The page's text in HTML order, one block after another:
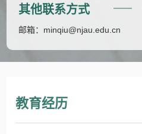
其他联系方式
邮箱： minqiu@njau.edu.cn
教育经历